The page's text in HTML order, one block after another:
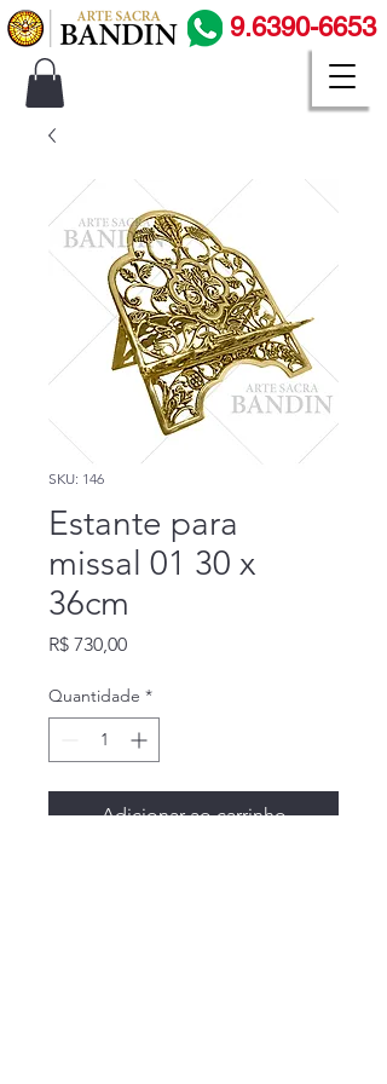
9.6390-6653
SKU: 146
Estante para
missal 01 30 x
36cm
R$ 730,00Preço
Quantidade *
Adicionar ao carrinho